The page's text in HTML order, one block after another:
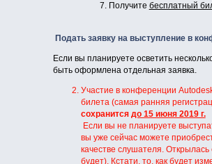
Получите бесплатный
Подать заявку на выступление в
Если вы планируете осветить
быть оформлена отдельная заявка.
Участие в конференции
билета (самая ранняя
сохранится до 15 июня 2019 г.
Если вы не планируете
вы уже сейчас можете
качестве слушателя.
будет). Кстати, то, как будет